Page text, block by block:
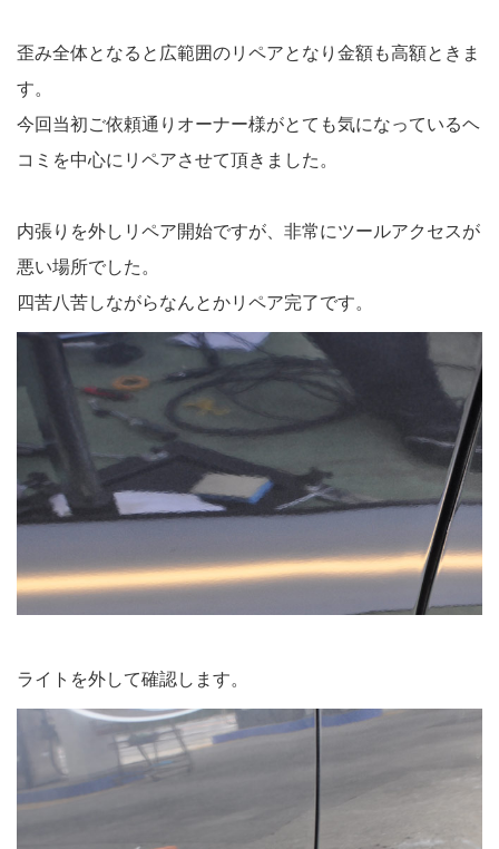
歪み全体となると広範囲のリペアとなり金額も高額ときま
す。
今回当初ご依頼通りオーナー様がとても気になっているヘ
コミを中心にリペアさせて頂きました。
内張りを外しリペア開始ですが、非常にツールアクセスが
悪い場所でした。
四苦八苦しながらなんとかリペア完了です。
ライトを外して確認します。